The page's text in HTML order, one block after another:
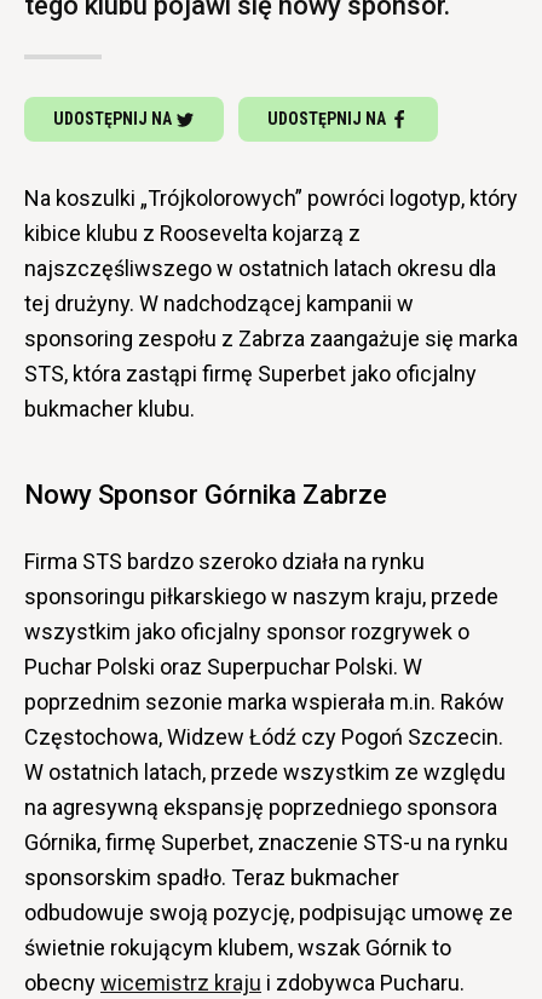
UDOSTĘPNIJ NA UDOSTĘPNIJ NA
Na koszulki „Trójkolorowych” powróci logotyp, który
kibice klubu z Roosevelta kojarzą z
najszczęśliwszego w ostatnich latach okresu dla
tej drużyny. W nadchodzącej kampanii w
sponsoring zespołu z Zabrza zaangażuje się marka
STS, która zastąpi firmę Superbet jako oficjalny
bukmacher klubu.
Nowy Sponsor Górnika Zabrze
Firma STS bardzo szeroko działa na rynku
sponsoringu piłkarskiego w naszym kraju, przede
wszystkim jako oficjalny sponsor rozgrywek o
Puchar Polski oraz Superpuchar Polski. W
poprzednim sezonie marka wspierała m.in. Raków
Częstochowa, Widzew Łódź czy Pogoń Szczecin.
W ostatnich latach, przede wszystkim ze względu
na agresywną ekspansję poprzedniego sponsora
Górnika, firmę Superbet, znaczenie STS-u na rynku
sponsorskim spadło. Teraz bukmacher
odbudowuje swoją pozycję, podpisując umowę ze
świetnie rokującym klubem, wszak Górnik to
obecnywicemistrz kraju i zdobywca Pucharu.